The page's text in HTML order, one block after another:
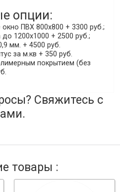
опции:
ПВХ 800х800 + 3300 руб.;
1200х1000 + 2500 руб.;
мм. + 4500 руб.
за м.кв + 350 руб.
покрытием (без
Свяжитесь с
товары :